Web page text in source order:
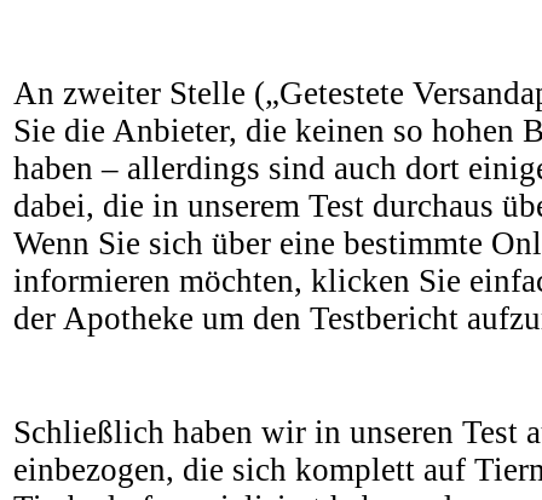
An zweiter Stelle („Getestete
Sie die Anbieter, die keinen so hohen
haben – allerdings sind auch dort
dabei, die in unserem Test durchaus
Wenn Sie sich über eine bestimmte
informieren möchten, klicken Sie
der Apotheke um den Testbericht
Schließlich haben wir in unseren Test
einbezogen, die sich komplett auf